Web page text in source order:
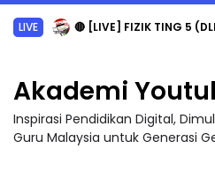
LIVE 🔴 [LIVE] FIZIK TING 5 (DLP), 5.2 SEMICONDUCTOR DIODE
Akademi
Inspirasi Pendidikan Digital,
Guru Malaysia untuk Generasi